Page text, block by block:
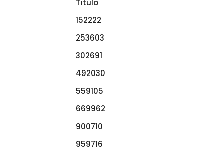
Título
152222
253603
302691
492030
559105
669962
900710
959716